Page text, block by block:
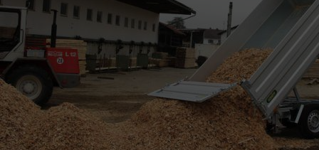
DREISEITENKIPPER TYP UDK SPINLOCK